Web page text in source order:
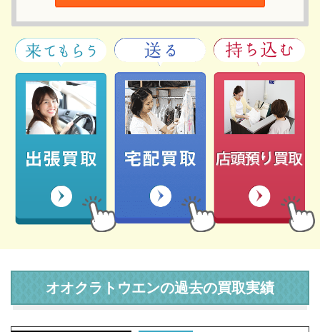
オオクラトウエンの過去の買取実績